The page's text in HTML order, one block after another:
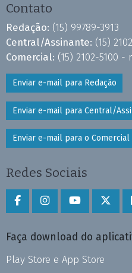
Contato
Redação: (15) 99789-3913
Central/Assinante: (15)
Comercial: (15) 2102-5100 -
Enviar e-mail para Redação
Enviar e-mail para Central/
Enviar e-mail para o Comercial
Redes Sociais
Faça download do
Play Store e App Store